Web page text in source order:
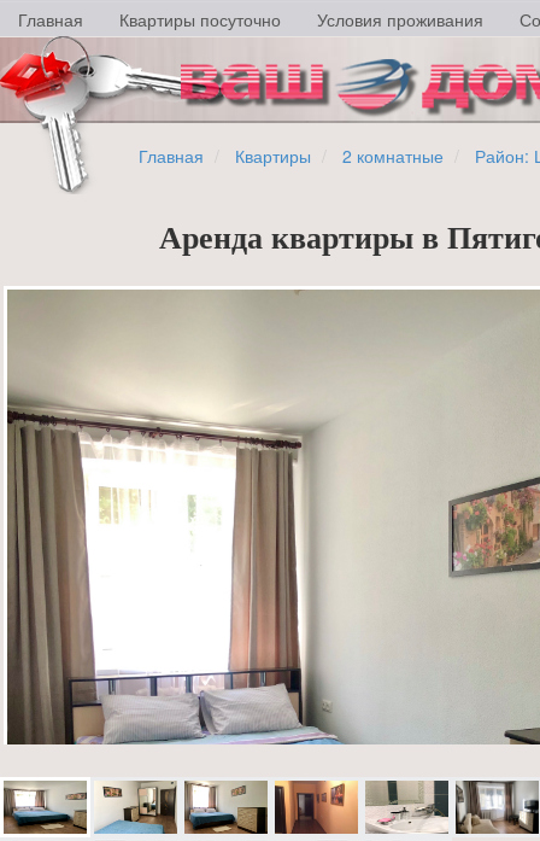
Главная Квартиры посуточно Условия проживания
Главная Квартиры 2 комнатные Район:
Аренда квартиры в